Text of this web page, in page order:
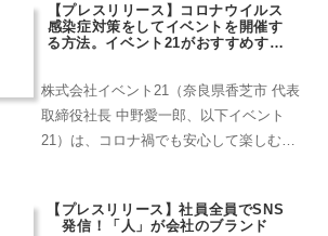
【プレスリリース】コロナウイルス
感染症対策をしてイベントを開催す
る方法。イベント21がおすすめする
株式会社イベント21（奈良県香芝市 代表
取締役社長 中野愛一郎、以下イベント
21）は、コロナ禍でも安心して楽しむた
ョンコロナ対策が必須な現状で様々な対
【プレスリリース】社員全員でSNS
発信！「人」が会社のブランド